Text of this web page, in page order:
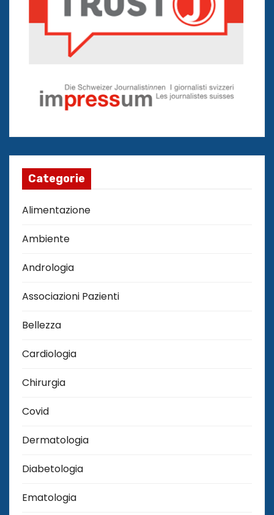
Categorie
Alimentazione
Ambiente
Andrologia
Associazioni Pazienti
Bellezza
Cardiologia
Chirurgia
Covid
Dermatologia
Diabetologia
Ematologia